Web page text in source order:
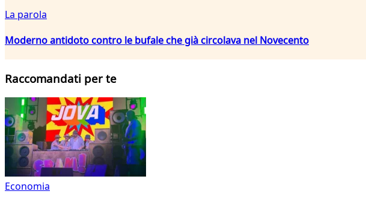
La parola
Moderno antidoto contro le bufale che già circolava nel Novecento
Raccomandati per te
Economia